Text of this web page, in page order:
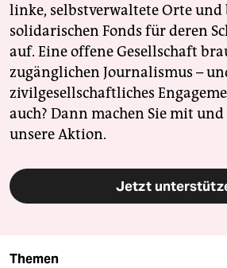
linke, selbstverwaltete Orte und
solidarischen Fonds für deren
auf. Eine offene Gesellschaft
zugänglichen Journalismus –
zivilgesellschaftliches
auch? Dann machen Sie mit
unsere Aktion.
Jetzt
Themen